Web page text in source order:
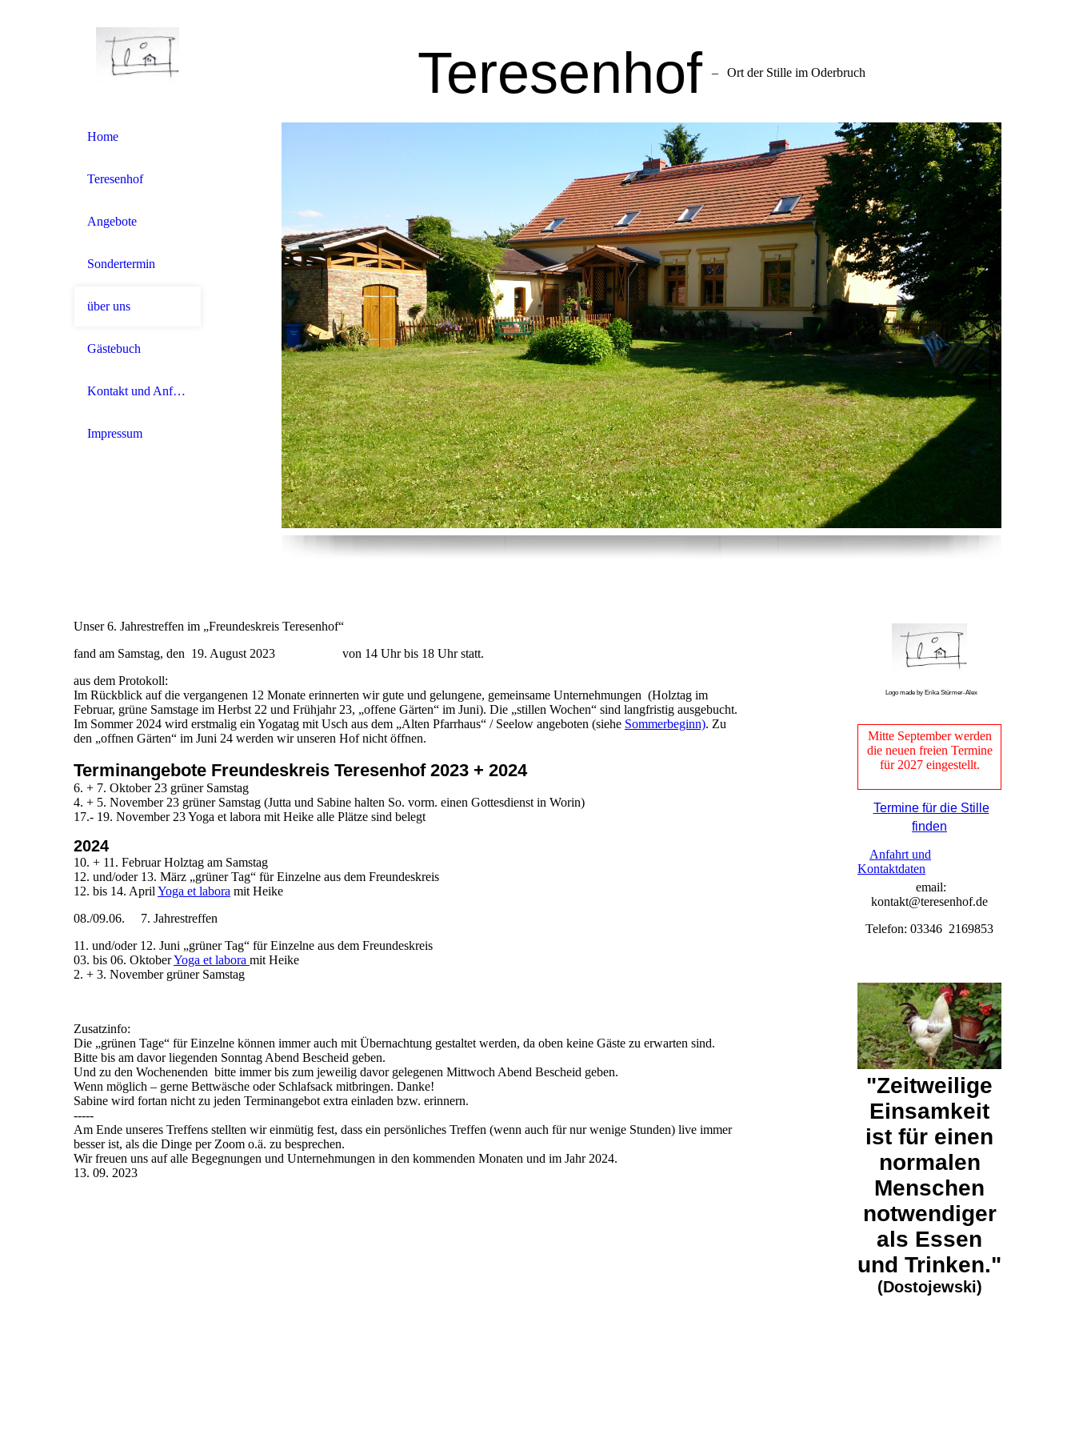
Teresenhof – Ort der Stille im Oderbruch
Home
Teresenhof
Angebote
Sondertermin
über uns
Gästebuch
Kontakt und Anfahrt
Impressum
Unser 6. Jahrestreffen im „Freundeskreis Teresenhof“
fand am Samstag, den 19. August 2023 von 14 Uhr bis 18 Uhr statt.
aus dem Protokoll:
Im Rückblick auf die vergangenen 12 Monate erinnerten wir gute und gelungene, gemeinsame Unternehmungen (Holztag im
Februar, grüne Samstage im Herbst 22 und Frühjahr 23, „offene Gärten“ im Juni). Die „stillen Wochen“ sind langfristig ausgebucht.
Im Sommer 2024 wird erstmalig ein Yogatag mit Usch aus dem „Alten Pfarrhaus“ / Seelow angeboten (siehe Sommerbeginn). Zu
den „offnen Gärten“ im Juni 24 werden wir unseren Hof nicht öffnen.
Terminangebote Freundeskreis Teresenhof 2023 + 2024
6. + 7. Oktober 23 grüner Samstag
4. + 5. November 23 grüner Samstag (Jutta und Sabine halten So. vorm. einen Gottesdienst in Worin)
17.- 19. November 23 Yoga et labora mit Heike alle Plätze sind belegt
2024
10. + 11. Februar Holztag am Samstag
12. und/oder 13. März „grüner Tag“ für Einzelne aus dem Freundeskreis
12. bis 14. April Yoga et labora mit Heike
08./09.06. 7. Jahrestreffen
11. und/oder 12. Juni „grüner Tag“ für Einzelne aus dem Freundeskreis
03. bis 06. OktoberYoga et labora mit Heike
2. + 3. November grüner Samstag
Zusatzinfo:
Die „grünen Tage“ für Einzelne können immer auch mit Übernachtung gestaltet werden, da oben keine Gäste zu erwarten sind.
Bitte bis am davor liegenden Sonntag Abend Bescheid geben.
Und zu den Wochenenden bitte immer bis zum jeweilig davor gelegenen Mittwoch Abend Bescheid geben.
Wenn möglich – gerne Bettwäsche oder Schlafsack mitbringen. Danke!
Sabine wird fortan nicht zu jeden Terminangebot extra einladen bzw. erinnern.
-----
Am Ende unseres Treffens stellten wir einmütig fest, dass ein persönliches Treffen (wenn auch für nur wenige Stunden) live immer
besser ist, als die Dinge per Zoom o.ä. zu besprechen.
Wir freuen uns auf alle Begegnungen und Unternehmungen in den kommenden Monaten und im Jahr 2024.
13. 09. 2023
Logo made by Erika Stürmer-Alex
Mitte September werden
die neuen freien Termine
für 2027 eingestellt.
Termine für die Stille
finden
Anfahrt und
Kontaktdaten
email:
kontakt@teresenhof.de
Telefon: 03346 2169853
"Zeitweilige
Einsamkeit
ist für einen
normalen
Menschen
notwendiger
als Essen
und Trinken."
(Dostojewski)